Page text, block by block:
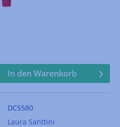
In den Warenkorb
DC5580
Laura Santtini